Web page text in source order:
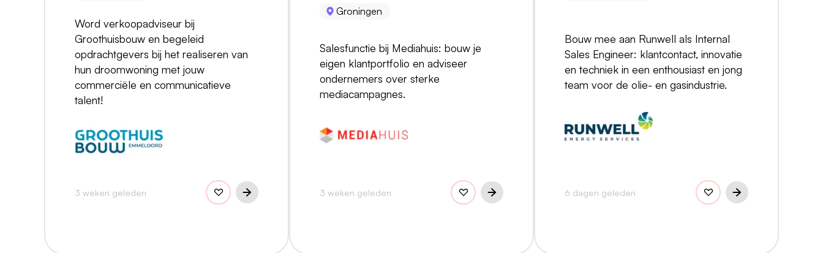
Word verkoopadviseur bij
Groothuisbouw en begeleid
opdrachtgevers bij het realiseren van
hun droomwoning met jouw
commerciële en communicatieve
talent!
3 weken geleden
Groningen
Salesfunctie bij Mediahuis: bouw je
eigen klantportfolio en adviseer
ondernemers over sterke
mediacampagnes.
3 weken geleden
Bouw mee aan Runwell als Internal
Sales Engineer: klantcontact, innovatie
en techniek in een enthousiast en jong
team voor de olie- en gasindustrie.
6 dagen geleden